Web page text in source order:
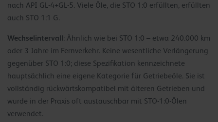
nach API GL-4+GL-5. Viele Öle, die STO 1:0 erfüllten, erfüllten
auch STO 1:1 G.
Wechselintervall: Ähnlich wie bei STO 1:0 – etwa 240.000 km
oder 3 Jahre im Fernverkehr. Keine wesentliche Verlängerung
gegenüber STO 1:0; diese Spezifikation kennzeichnete
hauptsächlich eine eigene Kategorie für Getriebeöle. Sie ist
vollständig rückwärtskompatibel mit älteren Getrieben und
wurde in der Praxis oft austauschbar mit STO-1:0-Ölen
verwendet.